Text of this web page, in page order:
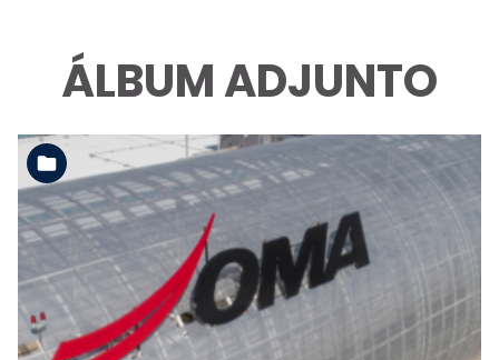
ÁLBUM ADJUNTO
Ver la carpeta